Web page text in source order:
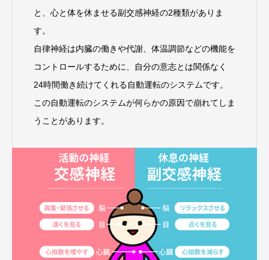
と、心と体を休ませる副交感神経の2種類がありま
す。
自律神経は内臓の働きや代謝、体温調節などの機能を
コントロールするために、自分の意志とは関係なく
24時間働き続けてくれる自動運転のシステムです。
この自動運転のシステムが何らかの原因で崩れてしま
うことがあります。